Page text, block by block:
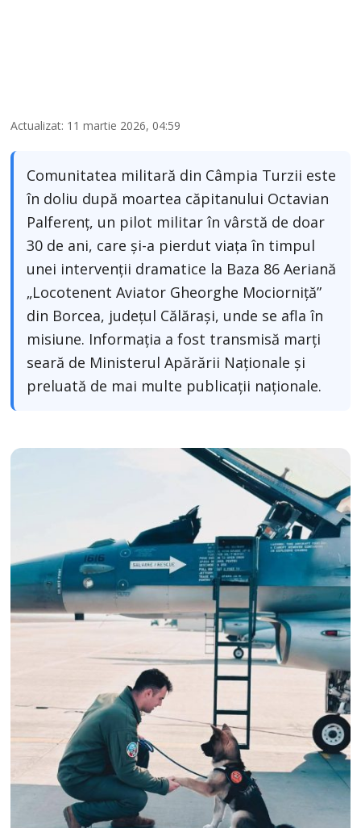
Actualizat: 11 martie 2026, 04:59
Comunitatea militară din Câmpia Turzii este
în doliu după moartea căpitanului Octavian
Palferenț, un pilot militar în vârstă de doar
30 de ani, care și-a pierdut viața în timpul
unei intervenții dramatice la Baza 86 Aeriană
„Locotenent Aviator Gheorghe Mociorniță”
din Borcea, județul Călărași, unde se afla în
misiune. Informația a fost transmisă marți
seară de Ministerul Apărării Naționale și
preluată de mai multe publicații naționale.